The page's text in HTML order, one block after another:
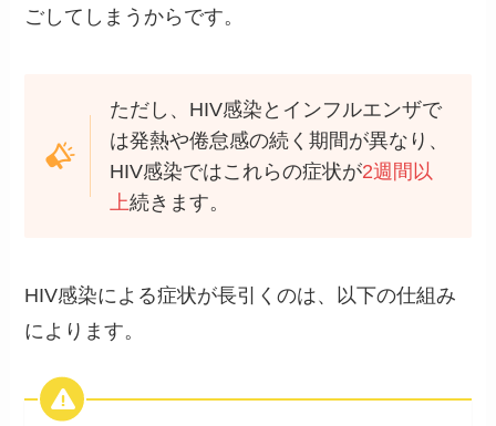
ごしてしまうからです。
ただし、HIV感染とインフルエンザで
は発熱や倦怠感の続く期間が異なり、
HIV感染ではこれらの症状が2週間以
上続きます。
HIV感染による症状が長引くのは、以下の仕組み
によります。